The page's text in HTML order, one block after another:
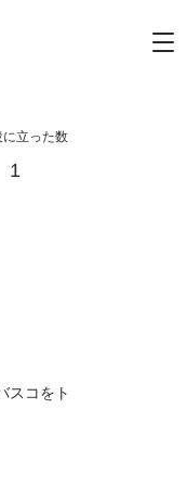
に立った数
1
スコをト